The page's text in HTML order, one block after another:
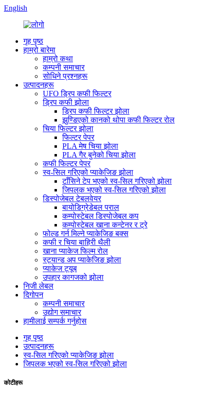
English
गृह पृष्ठ
हाम्रो बारेमा
हाम्रो कथा
कम्पनी समाचार
सोधिने प्रश्नहरू
उत्पादनहरू
UFO ड्रिप कफी फिल्टर
ड्रिप कफी झोला
ड्रिप कफी फिल्टर झोला
झुण्डिएको कानको थोपा कफी फिल्टर रोल
चिया फिल्टर झोला
फिल्टर पेपर
PLA मेष चिया झोला
PLA गैर बुनेको चिया झोला
कफी फिल्टर पेपर
स्व-सिल गरिएको प्याकेजिङ झोला
टाँसिने टेप भएको स्व-सिल गरिएको झोला
जिपलक भएको स्व-सिल गरिएको झोला
डिस्पोजेबल टेबलवेयर
बायोडिग्रेडेबल पराल
कम्पोस्टेबल डिस्पोजेबल कप
कम्पोस्टेबल खाना कन्टेनर र ट्रे
फोल्ड गर्न मिल्ने प्याकेजिङ बक्स
कफी र चिया बाहिरी थैली
खाना प्याकेज फिल्म रोल
स्ट्यान्ड अप प्याकेजिङ झोला
प्याकेज ट्यूब
उपहार कागजको झोला
निजी लेबल
दिगोपन
कम्पनी समाचार
उद्योग समाचार
हामीलाई सम्पर्क गर्नुहोस
गृह पृष्ठ
उत्पादनहरू
स्व-सिल गरिएको प्याकेजिङ झोला
जिपलक भएको स्व-सिल गरिएको झोला
कोटीहरू